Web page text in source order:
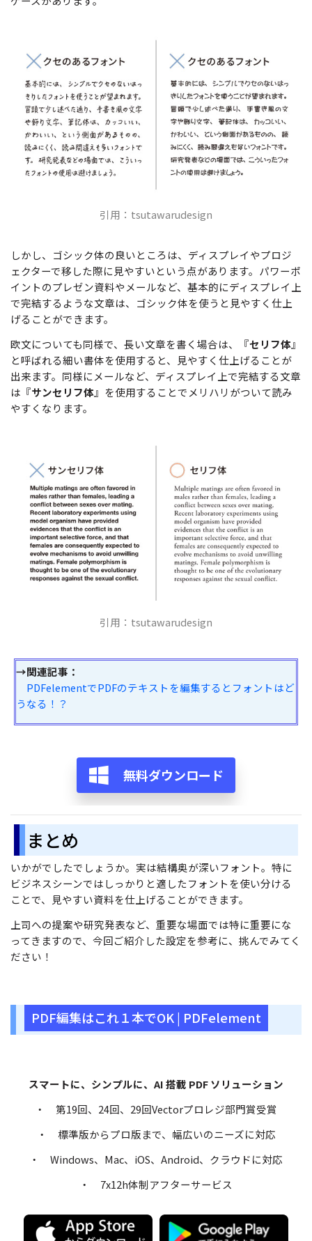
引用：tsutawarudesign
しかし、ゴシック体の良いところは、ディスプレイやプロジ
ェクターで移した際に見やすいという点があります。パワーポ
イントのプレゼン資料やメールなど、基本的にディスプレイ上
で完結するような文章は、ゴシック体を使うと見やすく仕上
げることができます。
欧文についても同様で、長い文章を書く場合は、『セリフ体』
と呼ばれる細い書体を使用すると、見やすく仕上げることが
出来ます。同様にメールなど、ディスプレイ上で完結する文章
は『サンセリフ体』を使用することでメリハリがついて読み
やすくなります。
引用：tsutawarudesign
→関連記事：
PDFelementでPDFのテキストを編集するとフォントはど
うなる！？
無料ダウンロード
まとめ
いかがでしたでしょうか。実は結構奥が深いフォント。特に
ビジネスシーンではしっかりと適したフォントを使い分ける
ことで、見やすい資料を仕上げることができます。
上司への提案や研究発表など、重要な場面では特に重要にな
ってきますので、今回ご紹介した設定を参考に、挑んでみてく
ださい！
PDF編集はこれ１本でOK | PDFelement
スマートに、シンプルに、AI 搭載 PDF ソリューション
・ 第19回、24回、29回Vectorプロレジ部門賞受賞
・ 標準版からプロ版まで、幅広いのニーズに対応
・ Windows、Mac、iOS、Android、クラウドに対応
・ 7x12h体制アフターサービス